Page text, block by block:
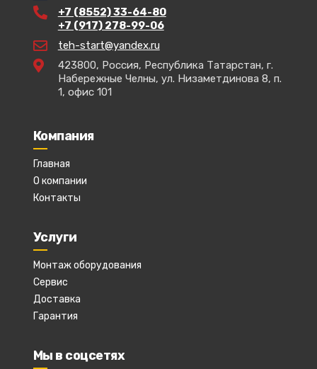
+7 (8552) 33-64-80
+7 (917) 278-99-06
teh-start@yandex.ru
423800, Россия, Республика Татарстан, г.
Набережные Челны, ул. Низаметдинова 8, п.
1, офис 101
Компания
Главная
О компании
Контакты
Услуги
Монтаж оборудования
Сервис
Доставка
Гарантия
Мы в соцсетях